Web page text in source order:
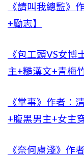
《請叫我總監》
+勵志】
《包工頭VS女
主+糙漢文+青梅
《掌事》作者：
+腹黑男主+女主
《奈何膚淺》作